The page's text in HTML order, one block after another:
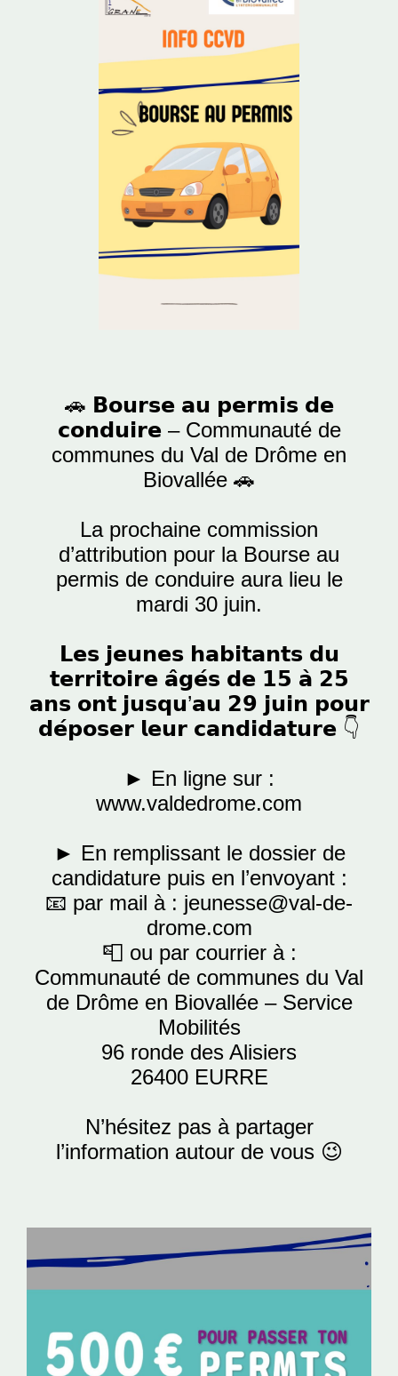
🚗 𝗕𝗼𝘂𝗿𝘀𝗲 𝗮𝘂 𝗽𝗲𝗿𝗺𝗶𝘀 𝗱𝗲
𝗰𝗼𝗻𝗱𝘂𝗶𝗿𝗲 – Communauté de
communes du Val de Drôme en
Biovallée 🚗
La prochaine commission
d’attribution pour la Bourse au
permis de conduire aura lieu le
mardi 30 juin.
𝗟𝗲𝘀 𝗷𝗲𝘂𝗻𝗲𝘀 𝗵𝗮𝗯𝗶𝘁𝗮𝗻𝘁𝘀 𝗱𝘂
𝘁𝗲𝗿𝗿𝗶𝘁𝗼𝗶𝗿𝗲 𝗮̂𝗴𝗲́𝘀 𝗱𝗲 𝟭𝟱 𝗮̀ 𝟮𝟱
𝗮𝗻𝘀 𝗼𝗻𝘁 𝗷𝘂𝘀𝗾𝘂’𝗮𝘂 𝟮𝟵 𝗷𝘂𝗶𝗻 𝗽𝗼𝘂𝗿
𝗱𝗲́𝗽𝗼𝘀𝗲𝗿 𝗹𝗲𝘂𝗿 𝗰𝗮𝗻𝗱𝗶𝗱𝗮𝘁𝘂𝗿𝗲 👇
► En ligne sur :
www.valdedrome.com
► En remplissant le dossier de
candidature puis en l’envoyant :
📧 par mail à : jeunesse@val-de-
drome.com
📮 ou par courrier à :
Communauté de communes du Val
de Drôme en Biovallée – Service
Mobilités
96 ronde des Alisiers
26400 EURRE
N’hésitez pas à partager
l’information autour de vous 😉